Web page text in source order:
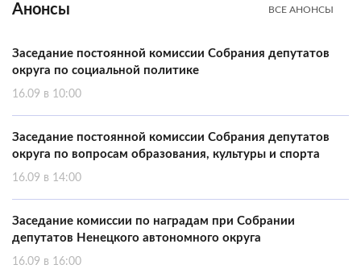
Анонсы ВСЕ АНОНСЫ
Заседание постоянной комиссии Собрания депутатов
округа по социальной политике
16.09 в 10:00
Заседание постоянной комиссии Собрания депутатов
округа по вопросам образования, культуры и спорта
16.09 в 14:00
Заседание комиссии по наградам при Собрании
депутатов Ненецкого автономного округа
16.09 в 16:00